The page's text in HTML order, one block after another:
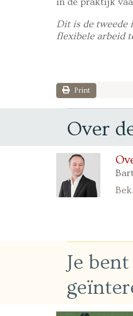
Dit is de tweede
flexibele arbeid
Print
Over
Je